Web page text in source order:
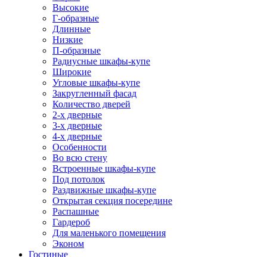
Высокие
Г-образные
Длинные
Низкие
П-образные
Радиусные шкафы-купе
Широкие
Угловые шкафы-купе
Закругленный фасад
Количество дверей
2-х дверные
3-х дверные
4-х дверные
Особенности
Во всю стену
Встроенные шкафы-купе
Под потолок
Раздвижные шкафы-купе
Открытая секция посередине
Распашные
Гардероб
Для маленького помещения
Эконом
Гостиные